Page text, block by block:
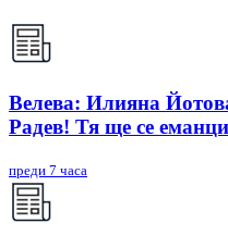
Велева: Илияна
Радев! Тя ще се
преди 7 часа